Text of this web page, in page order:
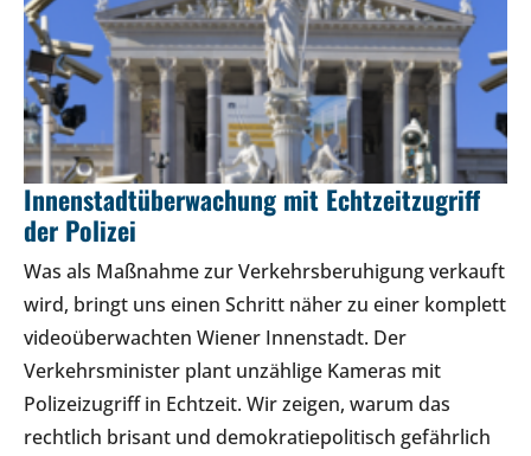
Innenstadtüberwachung mit Echtzeitzugriff
der Polizei
Was als Maßnahme zur Verkehrsberuhigung verkauft
wird, bringt uns einen Schritt näher zu einer komplett
videoüberwachten Wiener Innenstadt. Der
Verkehrsminister plant unzählige Kameras mit
Polizeizugriff in Echtzeit. Wir zeigen, warum das
rechtlich brisant und demokratiepolitisch gefährlich